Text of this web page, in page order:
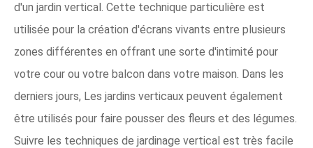
d'un jardin vertical. Cette technique particulière est
utilisée pour la création d'écrans vivants entre plusieurs
zones différentes en offrant une sorte d'intimité pour
votre cour ou votre balcon dans votre maison. Dans les
derniers jours, Les jardins verticaux peuvent également
être utilisés pour faire pousser des fleurs et des légumes.
Suivre les techniques de jardinage vertical est très facile